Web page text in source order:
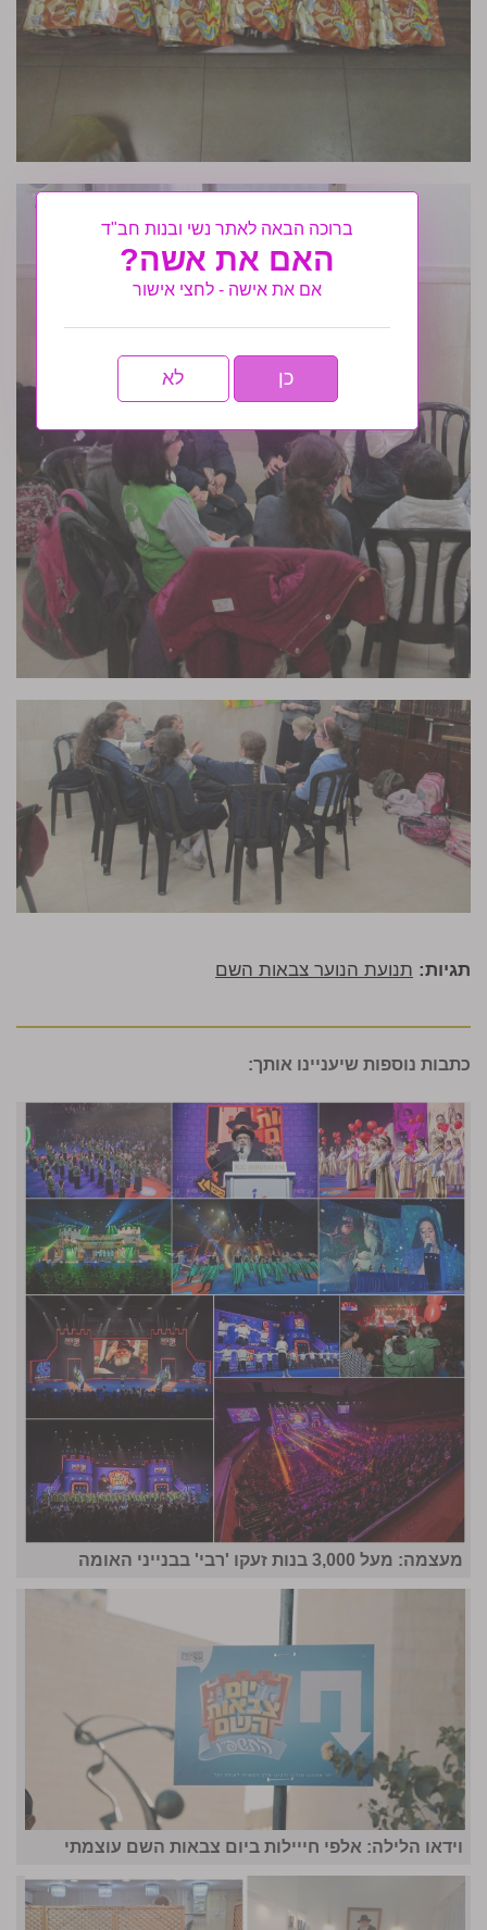
תגיות: תנועת הנוער צבאות השם
כתבות נוספות שיעניינו אותך:
מעצמה: מעל 3,000 בנות זעקו 'רבי' בבנייני האומה
וידאו הלילה: אלפי חייילות ביום צבאות השם עוצמתי
ברוכה הבאה לאתר נשי ובנות חב"ד
האם את אשה?
אם את אישה - לחצי אישור
כן לא